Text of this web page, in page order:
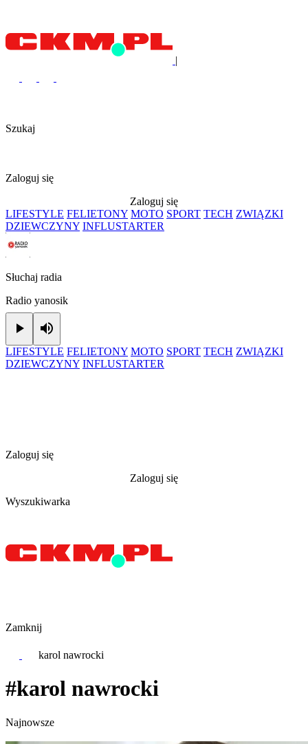
|
Szukaj
Zaloguj się
Zaloguj się
LIFESTYLE FELIETONY MOTO SPORT TECH ZWIĄZKI
DZIEWCZYNY INFLUSTARTER
Słuchaj radia
Radio yanosik
Play
LIFESTYLE FELIETONY MOTO SPORT TECH ZWIĄZKI
DZIEWCZYNY INFLUSTARTER
Zaloguj się
Zaloguj się
Wyszukiwarka
Zamknij
karol nawrocki
#karol nawrocki
Najnowsze